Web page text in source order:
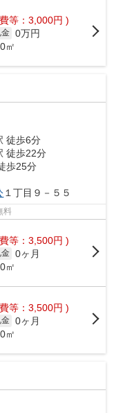
等：3,000円 )
0万円
㎡
徒歩6分
徒歩22分
歩25分
１丁目９－５５
料
等：3,500円 )
0ヶ月
㎡
等：3,500円 )
0ヶ月
㎡